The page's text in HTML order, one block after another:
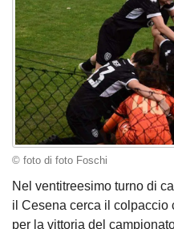
© foto di foto Foschi
Nel ventitreesimo turno di
il Cesena cerca il colpaccio
per la vittoria del